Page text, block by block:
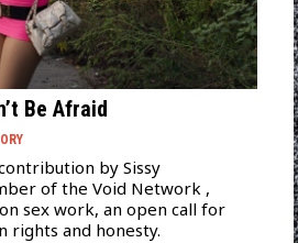
Be Afraid
by Sissy
of the Void Network ,
sex work, an open call for
rights and honesty.